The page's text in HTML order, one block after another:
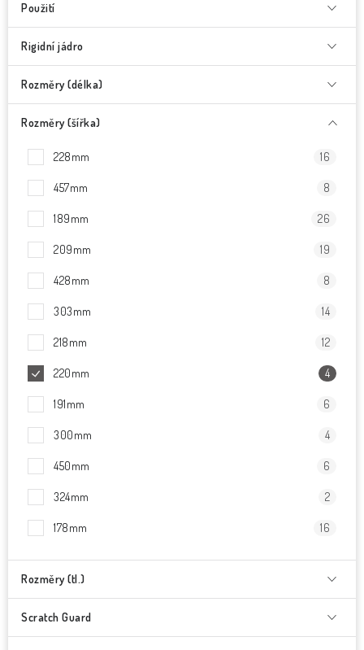
Použití
Rigidní jádro
Rozměry (délka)
Rozměry (šířka)
228mm 16
457mm 8
189mm 26
209mm 19
428mm 8
303mm 14
218mm 12
220mm 4
191mm 6
300mm 4
450mm 6
324mm 2
178mm 16
Rozměry (tl.)
Scratch Guard